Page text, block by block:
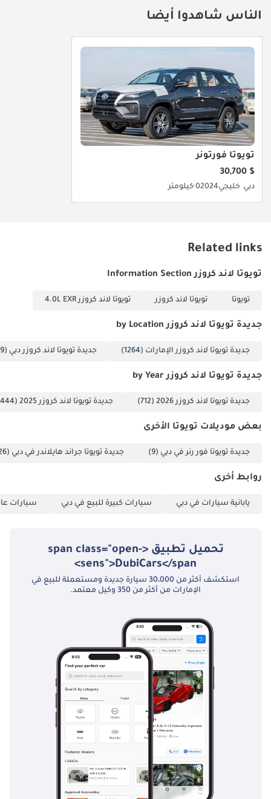
الناس شاهدوا أيضا
تويوتا فورتونر
$ 30,700
دبي خليجي20240 كيلومتر
Related links
تويوتا لاند كروزر Information Section
تويوتا تويوتا لاند كروزر تويوتا لاند كروزر 4.0L EXR
جديدة تويوتا لاند كروزر by Location
جديدة تويوتا لاند كروزر الإمارات (1264) جديدة تويوتا لاند كروزر دبي (1249)
جديدة تويوتا لاند كروزر by Year
جديدة تويوتا لاند كروزر 2026 (712) جديدة تويوتا لاند كروزر 2025 (444)
بعض موديلات تويوتا الأخرى
جديدة تويوتا فور رنر في دبي (9) جديدة تويوتا جراند هايلاندر في دبي (26)
روابط أخرى
يابانية سيارات في دبي سيارات كبيرة للبيع في دبي سيارات
تحميل تطبيق <span class="open-
sens">DubiCars</span>
استكشف أكثر من 30،000 سيارة جديدة ومستعملة للبيع في
الإمارات من أكثر من 350 وكيل معتمد.